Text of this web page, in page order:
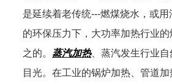
是延续着老传统---燃煤烧水，或
的环保压力下，大功率加热行业
之的。蒸汽加热、蒸汽发生行业
目光。在工业的锅炉加热、管道